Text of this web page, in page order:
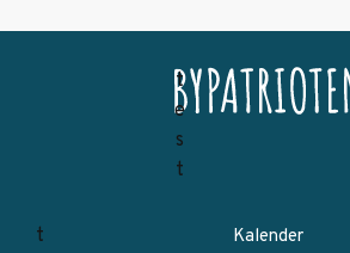
Kalender